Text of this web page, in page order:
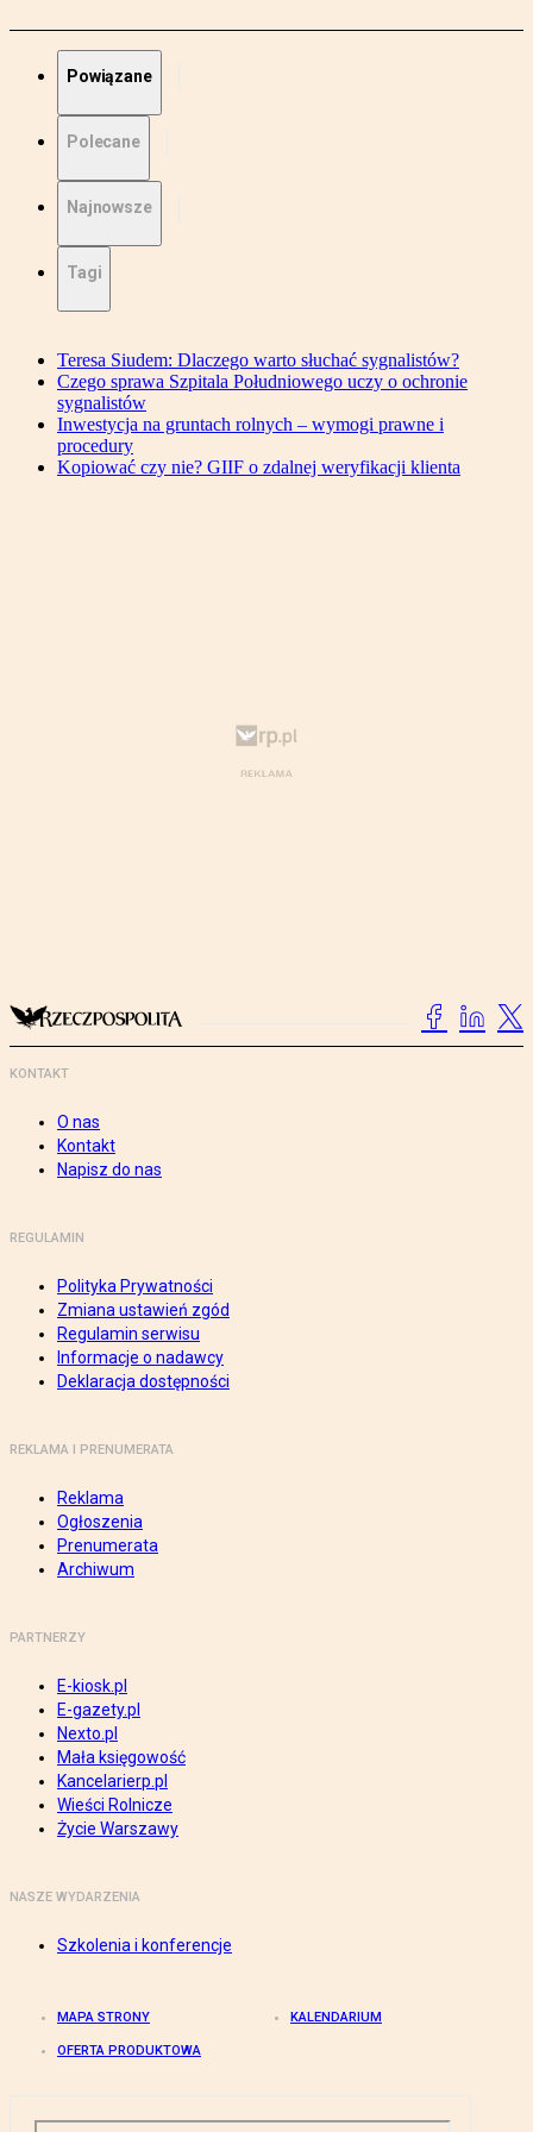
Powiązane
Polecane
Najnowsze
Tagi
Teresa Siudem: Dlaczego warto słuchać sygnalistów?
Czego sprawa Szpitala Południowego uczy o ochronie
sygnalistów
Inwestycja na gruntach rolnych – wymogi prawne i
procedury
Kopiować czy nie? GIIF o zdalnej weryfikacji klienta
KONTAKT
O nas
Kontakt
Napisz do nas
REGULAMIN
Polityka Prywatności
Zmiana ustawień zgód
Regulamin serwisu
Informacje o nadawcy
Deklaracja dostępności
REKLAMA I PRENUMERATA
Reklama
Ogłoszenia
Prenumerata
Archiwum
PARTNERZY
E-kiosk.pl
E-gazety.pl
Nexto.pl
Mała księgowość
Kancelarierp.pl
Wieści Rolnicze
Życie Warszawy
NASZE WYDARZENIA
Szkolenia i konferencje
MAPA STRONY KALENDARIUM
OFERTA PRODUKTOWA